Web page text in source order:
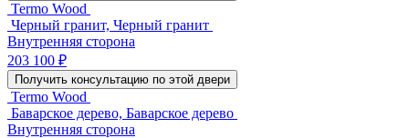
Termo Wood
Черный гранит, Черный гранит
Внутренняя сторона
203 100 ₽
Получить консультацию по этой двери
Termo Wood
Баварское дерево, Баварское дерево
Внутренняя сторона